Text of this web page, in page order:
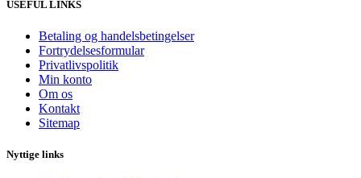
USEFUL LINKS
Betaling og handelsbetingelser
Fortrydelsesformular
Privatlivspolitik
Min konto
Om os
Kontakt
Sitemap
Nyttige links